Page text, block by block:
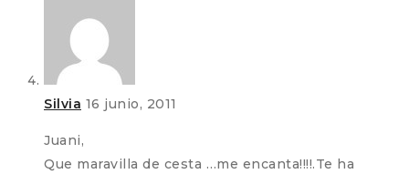
Silvia 16 junio, 2011
Juani,
Que maravilla de cesta …me encanta!!!!.Te ha